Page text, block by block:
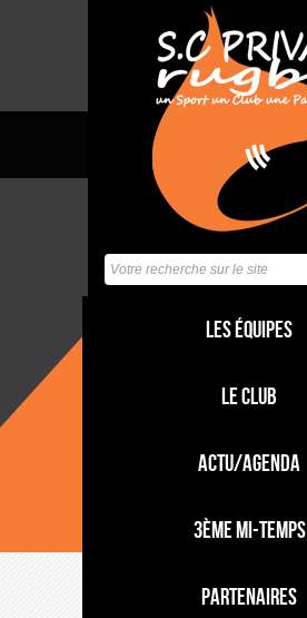
Les équipes
Le club
Actu/Agenda
3ème mi-temps
Partenaires